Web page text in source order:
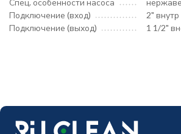
Спец. особенности насоса
Подключение (вход)
2" внутр
Подключение (выход)
1 1/2"